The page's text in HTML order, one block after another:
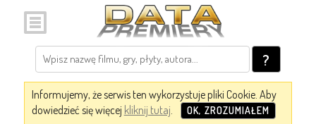
?
Informujemy, że serwis ten wykorzystuje pliki Cookie. Aby
dowiedzieć się więcej kliknij tutaj. OK, ZROZUMIAŁEM